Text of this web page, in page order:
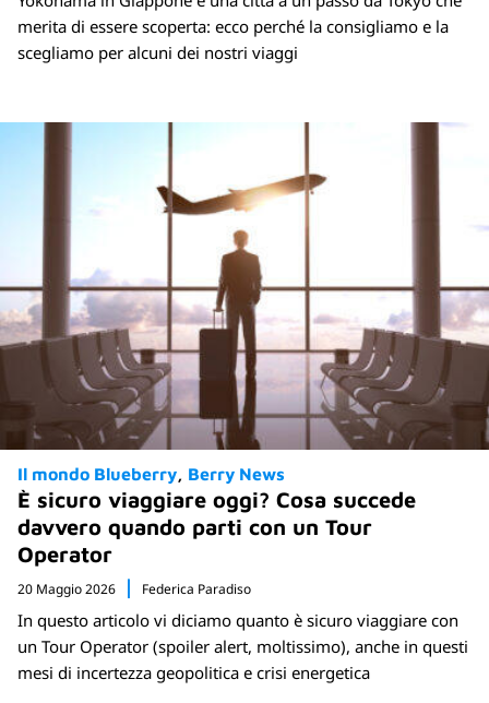
merita di essere scoperta: ecco perché la consigliamo e la
scegliamo per alcuni dei nostri viaggi
Il mondo Blueberry Berry News
È sicuro viaggiare oggi? Cosa succede
davvero quando parti con un Tour
Operator
20 Maggio 2026 Federica Paradiso
In questo articolo vi diciamo quanto è sicuro viaggiare con
un Tour Operator (spoiler alert, moltissimo), anche in questi
mesi di incertezza geopolitica e crisi energetica